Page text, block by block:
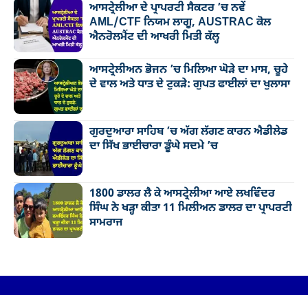
ਆਸਟ੍ਰੇਲੀਆ ਦੇ ਪ੍ਰਾਪਰਟੀ ਸੈਕਟਰ ’ਚ ਨਵੇਂ
AML/CTF ਨਿਯਮ ਲਾਗੂ, AUSTRAC ਕੋਲ
ਐਨਰੋਲਮੈਂਟ ਦੀ ਆਖਰੀ ਮਿਤੀ ਕੱਲ੍ਹ
ਆਸਟ੍ਰੇਲੀਅਨ ਭੋਜਨ ’ਚ ਮਿਲਿਆ ਘੋੜੇ ਦਾ ਮਾਸ, ਚੂਹੇ
ਦੇ ਵਾਲ ਅਤੇ ਧਾਤ ਦੇ ਟੁਕੜੇ: ਗੁਪਤ ਫਾਈਲਾਂ ਦਾ ਖੁਲਾਸਾ
ਗੁਰਦੁਆਰਾ ਸਾਹਿਬ ’ਚ ਅੱਗ ਲੱਗਣ ਕਾਰਨ ਐਡੀਲੇਡ
ਦਾ ਸਿੱਖ ਭਾਈਚਾਰਾ ਡੂੰਘੇ ਸਦਮੇ ’ਚ
1800 ਡਾਲਰ ਲੈ ਕੇ ਆਸਟ੍ਰੇਲੀਆ ਆਏ ਲਖਵਿੰਦਰ
ਸਿੰਘ ਨੇ ਖੜ੍ਹਾ ਕੀਤਾ 11 ਮਿਲੀਅਨ ਡਾਲਰ ਦਾ ਪ੍ਰਾਪਰਟੀ
ਸਾਮਰਾਜ